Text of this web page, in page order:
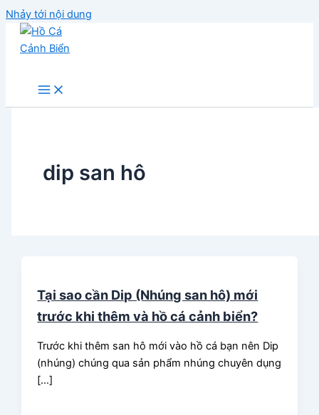
Nhảy tới nội dung
dip san hô
Tại sao cần Dip (Nhúng san hô) mới
trước khi thêm và hồ cá cảnh biển?
Trước khi thêm san hô mới vào hồ cá bạn nên Dip
(nhúng) chúng qua sản phẩm nhúng chuyên dụng
[…]